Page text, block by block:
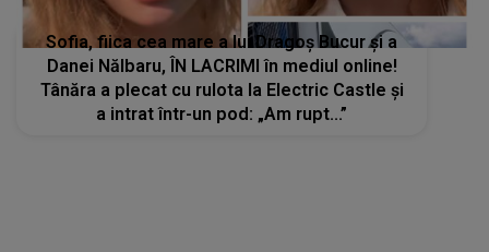
Sofia, fiica cea mare a lui Dragoș Bucur și a
Danei Nălbaru, ÎN LACRIMI în mediul online!
Tânăra a plecat cu rulota la Electric Castle și
a intrat într-un pod: „Am rupt...”